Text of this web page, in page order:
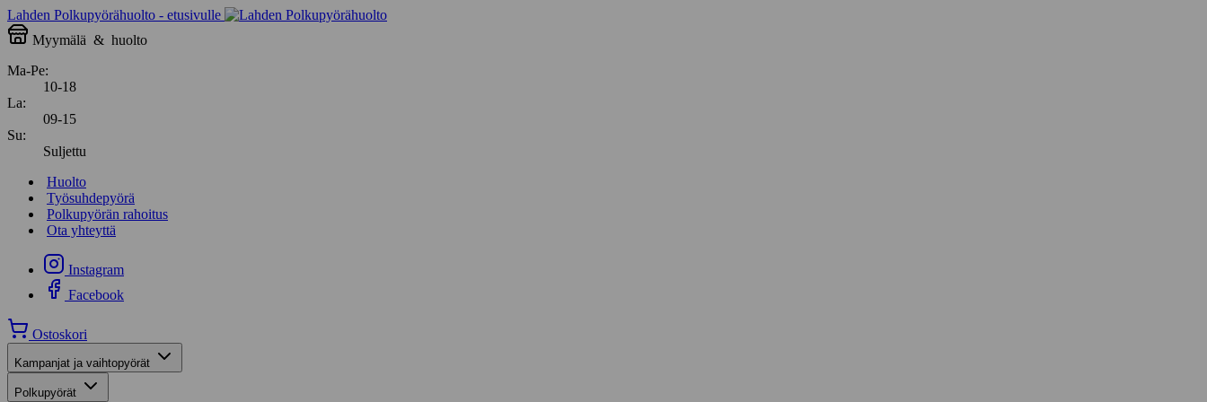
Lahden Polkupyörähuolto - etusivulle
Myymälä & huolto
Ma-Pe:
10-18
La:
09-15
Su:
Suljettu
Huolto
Työsuhdepyörä
Polkupyörän rahoitus
Ota yhteyttä
Instagram
Facebook
Ostoskori
Kampanjat ja vaihtopyörät
Polkupyörät